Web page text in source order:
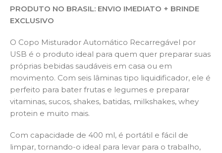
PRODUTO NO BRASIL: ENVIO IMEDIATO + BRINDE
EXCLUSIVO
O Copo Misturador Automático Recarregável por
USB é o produto ideal para quem quer preparar suas
próprias bebidas saudáveis em casa ou em
movimento. Com seis lâminas tipo liquidificador, ele é
perfeito para bater frutas e legumes e preparar
vitaminas, sucos, shakes, batidas, milkshakes, whey
protein e muito mais.
Com capacidade de 400 ml, é portátil e fácil de
limpar, tornando-o ideal para levar para o trabalho,